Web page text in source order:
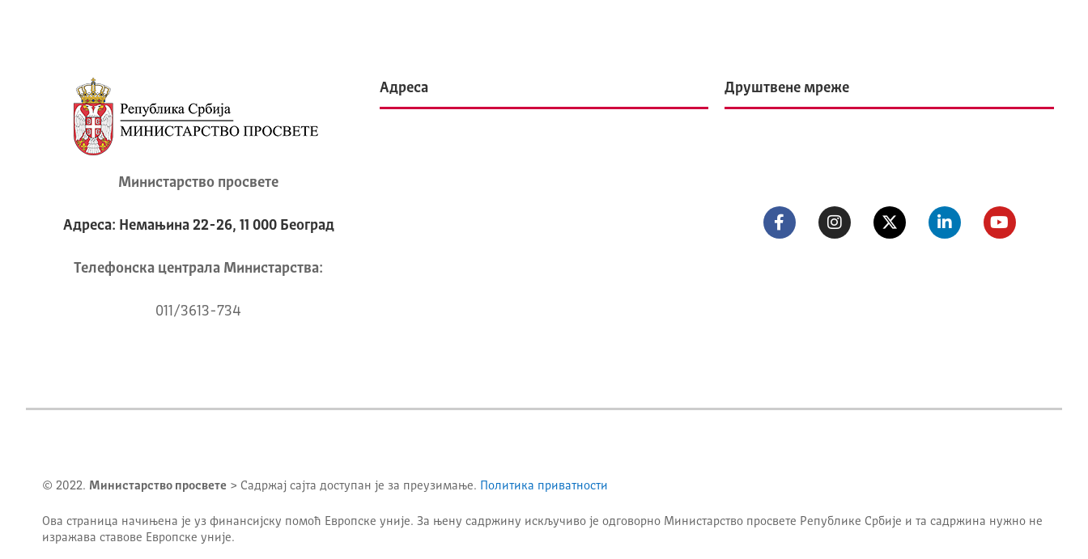
Министарство просвете
Адреса: Немањина 22-26, 11 000 Београд
Телeфонска централа Mинистарства:
011/3613-734
Адреса Друштвене мреже
© 2022. Министарство просвете > Садржај сајта доступан је за преузимање. Политика приватности
Ова страница начињена је уз финансијску помоћ Европске уније. За њену садржину искључиво је одговорно Министарство просвете Републике Србије и та садржина нужно не
изражава ставове Европске уније.